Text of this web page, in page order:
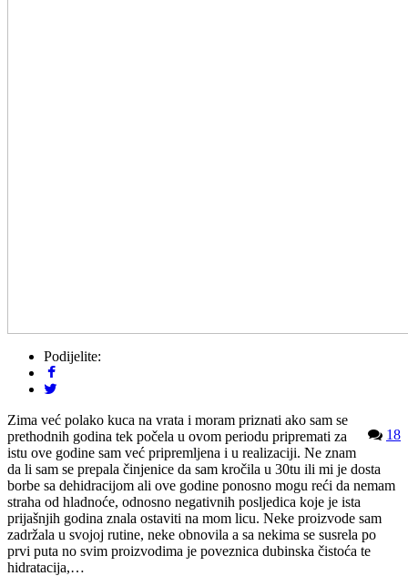
Podijelite:
18
Zima već polako kuca na vrata i moram priznati ako sam se
prethodnih godina tek počela u ovom periodu pripremati za
istu ove godine sam već pripremljena i u realizaciji. Ne znam
da li sam se prepala činjenice da sam kročila u 30tu ili mi je dosta
borbe sa dehidracijom ali ove godine ponosno mogu reći da nemam
straha od hladnoće, odnosno negativnih posljedica koje je ista
prijašnjih godina znala ostaviti na mom licu. Neke proizvode sam
zadržala u svojoj rutine, neke obnovila a sa nekima se susrela po
prvi puta no svim proizvodima je poveznica dubinska čistoća te
hidratacija,…